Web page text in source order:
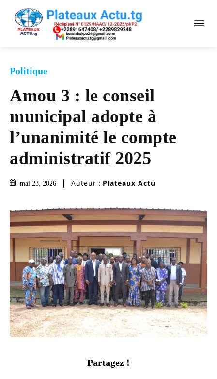
Politique
Amou 3 : le conseil
municipal adopte à
l’unanimité le compte
administratif 2025
mai 23, 2026 Auteur : Plateaux Actu
Partagez !